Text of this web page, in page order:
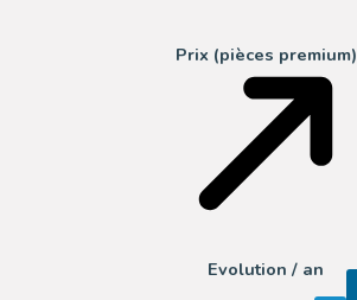
Prix (pièces premium)
Evolution / an